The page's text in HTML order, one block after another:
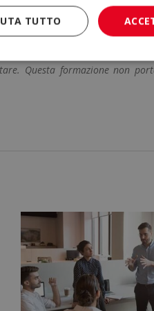
Questa formazione non
TUTTO